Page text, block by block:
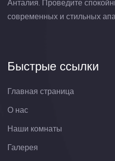
Анталия. Проведите
современных и стильных
Быстрые ссылки
Главная страница
О нас
Наши комнаты
Галерея